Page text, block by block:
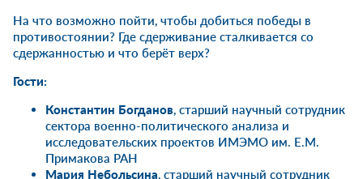
На что возможно пойти, чтобы добиться победы в
противостоянии? Где сдерживание сталкивается со
сдержанностью и что берёт верх?
Гости:
Константин Богданов, старший научный сотрудник
сектора военно-политического анализа и
исследовательских проектов ИМЭМО им. Е.М.
Примакова РАН
Мария Небольсина, старший научный сотрудник